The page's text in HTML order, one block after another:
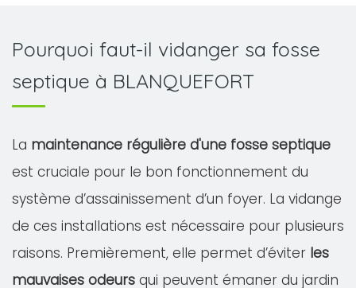
Pourquoi faut-il vidanger sa fosse
septique à BLANQUEFORT
La maintenance régulière d'une fosse septique
est cruciale pour le bon fonctionnement du
système d’assainissement d’un foyer. La vidange
de ces installations est nécessaire pour plusieurs
raisons. Premièrement, elle permet d’éviter les
mauvaises odeurs qui peuvent émaner du jardin